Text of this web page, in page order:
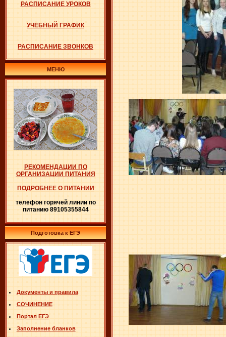
РАСПИСАНИЕ УРОКОВ
УЧЕБНЫЙ ГРАФИК
РАСПИСАНИЕ ЗВОНКОВ
МЕНЮ
РЕКОМЕНДАЦИИ ПО
ОРГАНИЗАЦИИ ПИТАНИЯ
ПОДРОБНЕЕ О ПИТАНИИ
телефон горячей линии по
питанию 89105355844
Подготовка к ЕГЭ
Документы и правила
СОЧИНЕНИЕ
Портал ЕГЭ
Заполнение бланков